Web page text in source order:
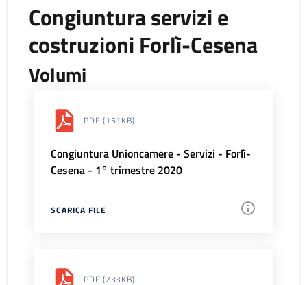
Congiuntura servizi e
costruzioni Forlì-Cesena
Volumi
PDF (151KB)
Congiuntura Unioncamere - Servizi - Forlì-
Cesena - 1° trimestre 2020
SCARICA FILE
PDF (233KB)